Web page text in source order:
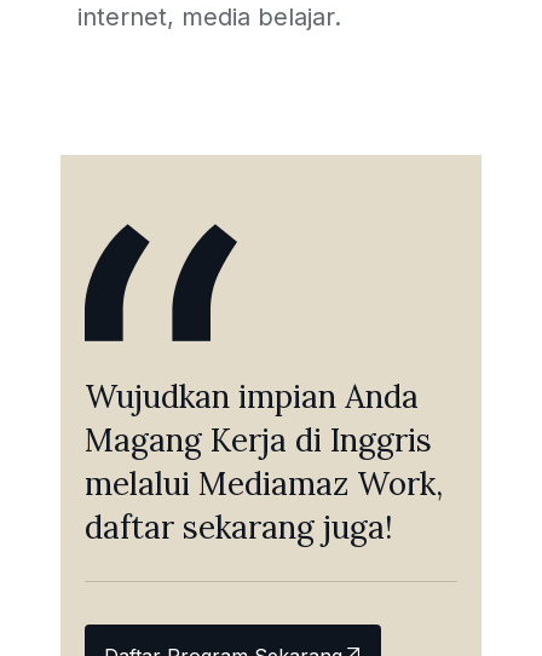
internet, media belajar.
Wujudkan impian Anda
Magang Kerja di Inggris
melalui Mediamaz Work,
daftar sekarang juga!